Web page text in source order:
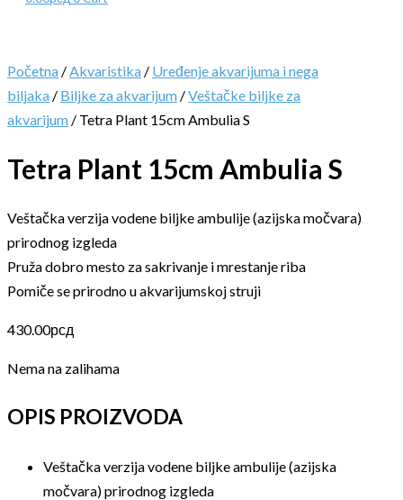
Početna /Akvaristika / Uređenje akvarijuma i nega
biljaka / Biljke za akvarijum /Veštačke biljke za
akvarijum / Tetra Plant 15cm Ambulia S
Tetra Plant 15cm Ambulia S
Veštačka verzija vodene biljke ambulije (azijska močvara)
prirodnog izgleda
Pruža dobro mesto za sakrivanje i mrestanje riba
Pomiče se prirodno u akvarijumskoj struji
430.00рсд
Nema na zalihama
OPIS PROIZVODA
Veštačka verzija vodene biljke ambulije (azijska
močvara) prirodnog izgleda